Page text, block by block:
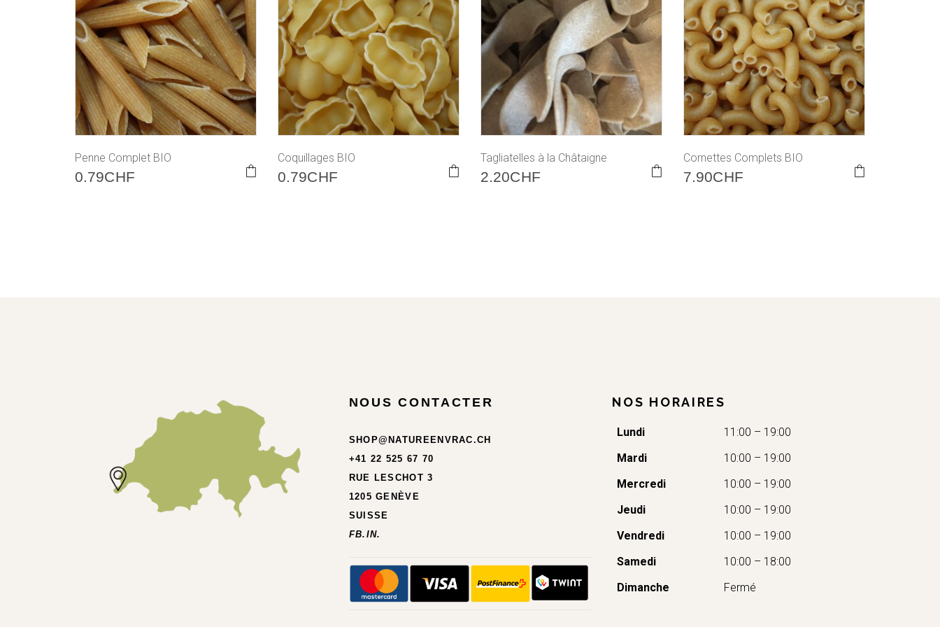
Penne Complet BIO
0.79CHF
Coquillages BIO
0.79CHF
Tagliatelles à la Châtaigne
2.20CHF
Cornettes Complets BIO
7.90CHF
NOUS CONTACTER
SHOP@NATUREENVRAC.CH
+41 22 525 67 70
RUE LESCHOT 3
1205 GENÈVE
SUISSE
FB. IN.
NOS HORAIRES
Lundi
11:00 – 19:00
Mardi
10:00 – 19:00
Mercredi
10:00 – 19:00
Jeudi
10:00 – 19:00
Vendredi
10:00 – 19:00
Samedi
10:00 – 18:00
Dimanche
Fermé